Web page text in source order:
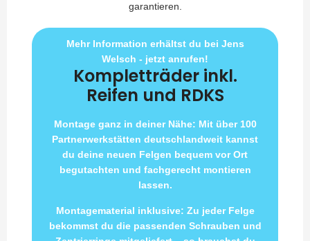
garantieren.
Mehr Information erhältst du bei Jens
Welsch - jetzt anrufen!
Kompletträder inkl.
Reifen und RDKS
Montage ganz in deiner Nähe: Mit über 100
Partnerwerkstätten deutschlandweit kannst
du deine neuen Felgen bequem vor Ort
begutachten und fachgerecht montieren
lassen.
Montagematerial inklusive: Zu jeder Felge
bekommst du die passenden Schrauben und